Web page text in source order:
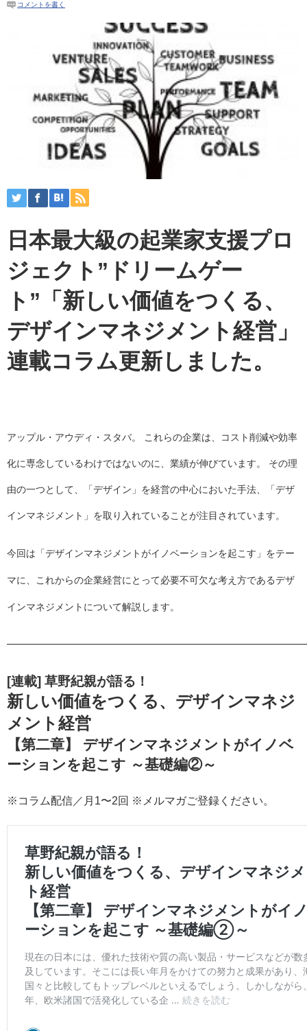
コメントを書く
日本最大級の起業家支援プロ
ジェクト”ドリームゲー
ト”「新しい価値をつくる、
デザインマネジメント経営」
連載コラム更新しました。
アップル・アウディ・スタバ。 これらの企業は、コスト削減や効率
化に専念しているわけではないのに、業績が伸びています。 その理
由の一つとして、「デザイン」を経営の中心においた手法、「デザ
インマネジメント」を取り入れていることが注目されています。
今回は「デザインマネジメントがイノベーションを起こす」をテー
マに、これからの企業経営にとって必要不可欠な考え方であるデザ
インマネジメントについて解説します。
[連載] 草野紀親が語る！
新しい価値をつくる、デザインマネジ
メント経営
【第二章】 デザインマネジメントがイノベ
ーションを起こす ～基礎編②～
※コラム配信／月1〜2回 ※メルマガご登録ください。